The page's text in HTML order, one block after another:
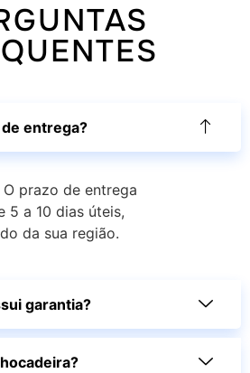
de entrega?
O prazo de entrega
5 a 10 dias úteis,
da sua região.
garantia?